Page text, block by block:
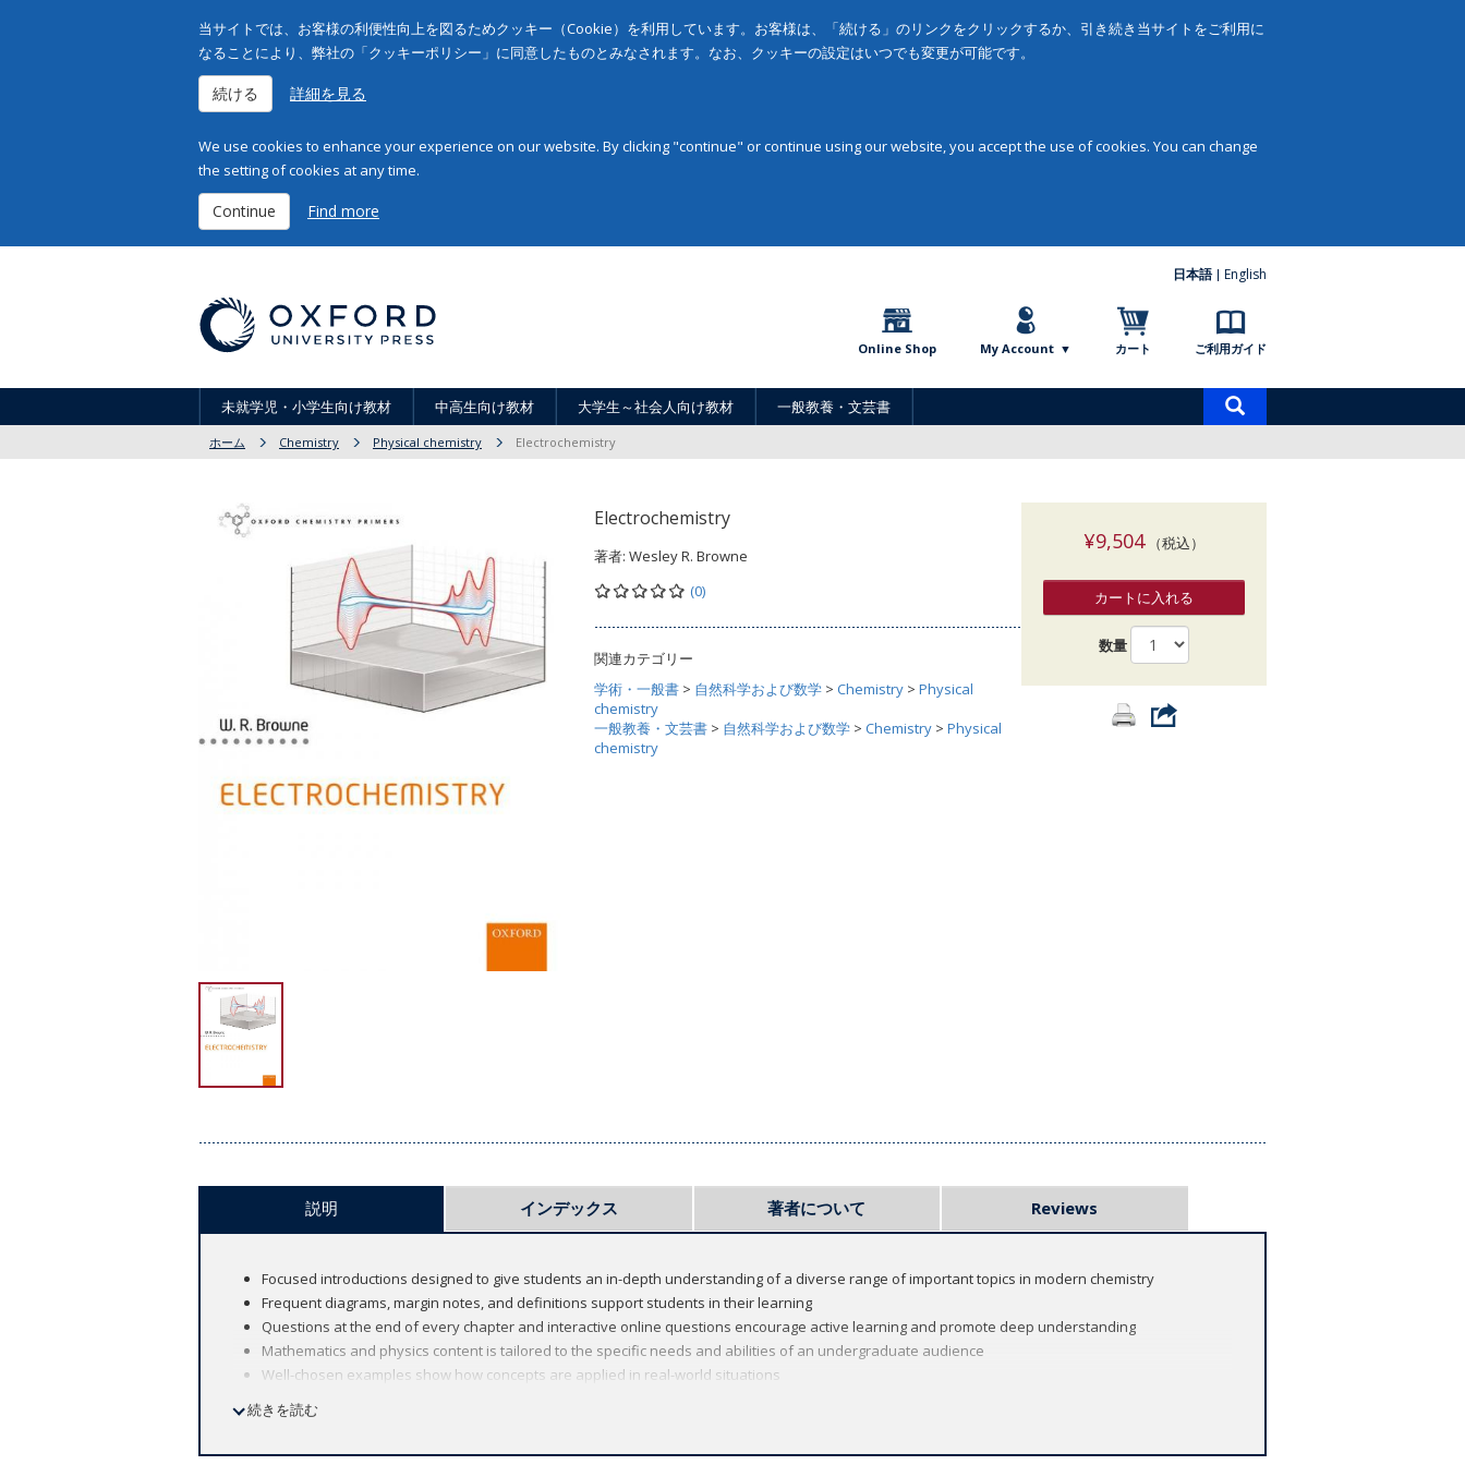
当サイトでは、お客様の利便性向上を図るためクッキー（Cookie）を利用しています。お客様は、「続ける」のリンクをクリックするか、引き続き当サイトをご利用に
なることにより、弊社の「クッキーポリシー」に同意したものとみなされます。なお、クッキーの設定はいつでも変更が可能です。
続ける 詳細を見る
We use cookies to enhance your experience on our website. By clicking "continue" or continue using our website, you accept the use of cookies. You can change
the setting of cookies at any time.
Continue Find more
日本語 English
Online Shop My Account カート ご利用ガイド
未就学児・小学生向け教材 中高生向け教材 大学生～社会人向け教材 一般教養・文芸書
索
ホーム Chemistry Physical chemistry Electrochemistry
Electrochemistry
著者: Wesley R. Browne
(0)
関連カテゴリー
学術・一般書 > 自然科学および数学 > Chemistry > Physical
chemistry
一般教養・文芸書 > 自然科学および数学 > Chemistry > Physical
chemistry
¥9,504（税込）
カートに入れる
数量
説明 インデックス 著者について Reviews
Focused introductions designed to give students an in-depth understanding of a diverse range of important topics in modern chemistry
Frequent diagrams, margin notes, and definitions support students in their learning
Questions at the end of every chapter and interactive online questions encourage active learning and promote deep understanding
Mathematics and physics content is tailored to the specific needs and abilities of an undergraduate audience
Well-chosen examples show how concepts are applied in real-world situations
Online tutorials help students to understand difficult concepts
The renowned Oxford Chemistry Primers series, which provides focused introductions to a range of important topics in chemistry, has been refreshed
続きを読む